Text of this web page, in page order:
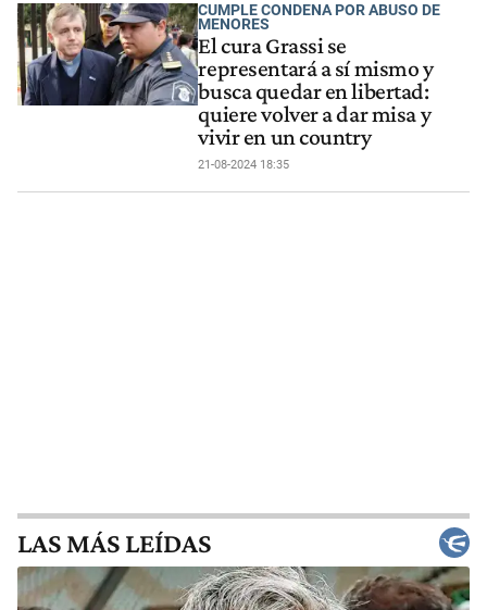
CUMPLE CONDENA POR ABUSO DE
MENORES
El cura Grassi se
representará a sí mismo y
busca quedar en libertad:
quiere volver a dar misa y
vivir en un country
21-08-2024 18:35
LAS MÁS LEÍDAS